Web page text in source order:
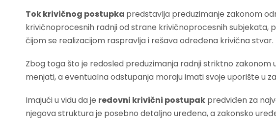
Tok krivičnog postupka predstavlja preduzimanje zakonom
krivičnoprocesnih radnji od strane krivičnoprocesnih subjekata,
čijom se realizacijom raspravlja i rešava određena krivična stvar.
Zbog toga što je redosled preduzimanja radnji striktno zakonom
menjati, a eventualna odstupanja moraju imati svoje uporište u
Imajući u vidu da je redovni krivični postupak predviđen za
njegova struktura je posebno detaljno uređena, a zakonsko